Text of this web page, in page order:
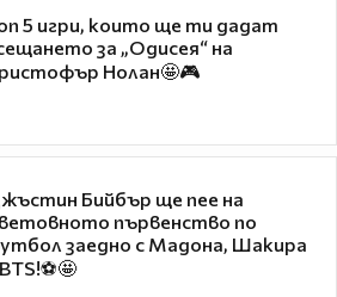
5 игри, които ще ти дадат
за „Одисея“ на
Нолан🤩🎮
Бийбър ще пее на
първенство по
заедно с Мадона, Шакира